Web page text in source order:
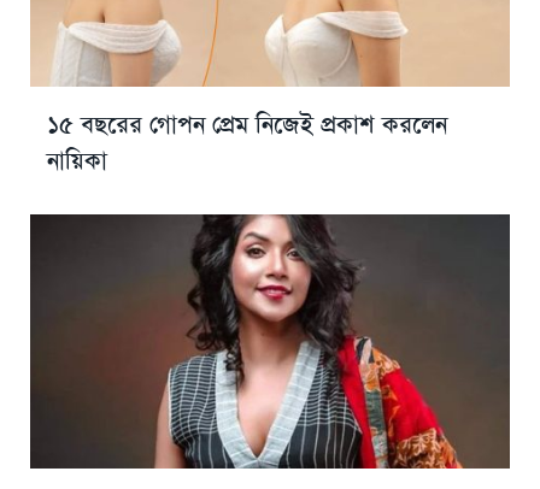
১৫ বছরের গোপন প্রেম নিজেই প্রকাশ করলেন
নায়িকা